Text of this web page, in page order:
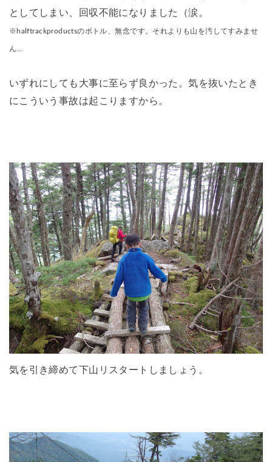
としてしまい、回収不能になりました（涙。
※halftrackproductsのボトル、無念です。それよりも山を汚してすみませ
ん…
いずれにしても大事に至らず良かった。気を抜いたとき
にこういう事故は起こりますから。
気を引き締めて下山リスタートしましょう。